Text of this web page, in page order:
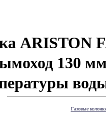
ARISTON
130
Газовые